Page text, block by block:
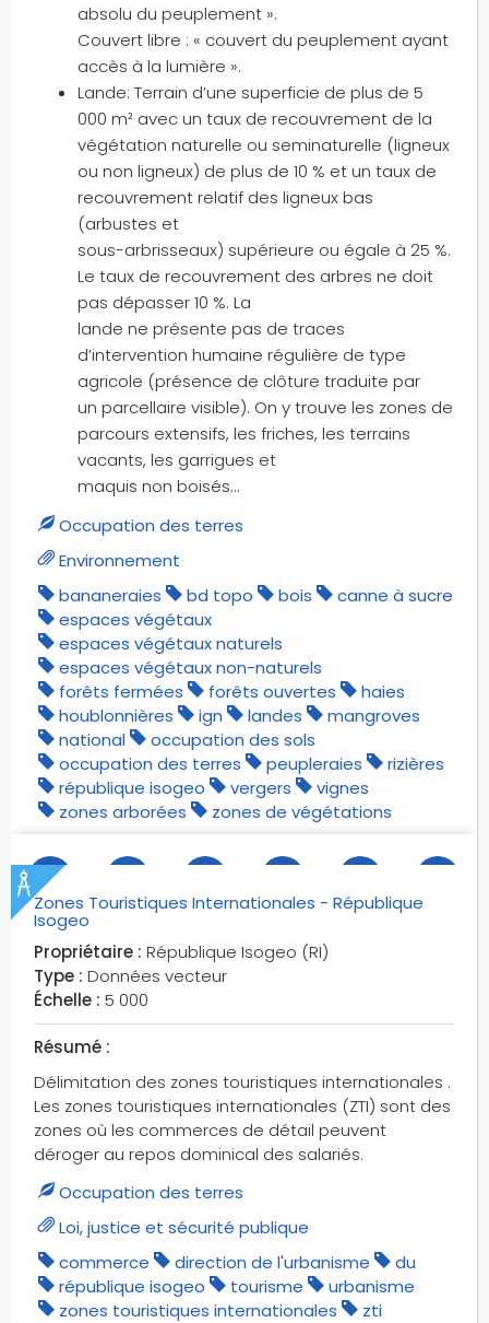
absolu du peuplement ».
Couvert libre : « couvert du peuplement ayant
accès à la lumière ».
Lande: Terrain d’une superficie de plus de 5
000 m² avec un taux de recouvrement de la
végétation naturelle ou seminaturelle (ligneux
ou non ligneux) de plus de 10 % et un taux de
recouvrement relatif des ligneux bas
(arbustes et
sous-arbrisseaux) supérieure ou égale à 25 %.
Le taux de recouvrement des arbres ne doit
pas dépasser 10 %. La
lande ne présente pas de traces
d’intervention humaine régulière de type
agricole (présence de clôture traduite par
un parcellaire visible). On y trouve les zones de
parcours extensifs, les friches, les terrains
vacants, les garrigues et
maquis non boisés...
Occupation des terres
Environnement
bananeraies
bd topo bois
canne à sucre
espaces végétaux
espaces végétaux naturels
espaces végétaux non-naturels
forêts fermées
forêts ouvertes
haies
houblonnières
ign landes
mangroves
national
occupation des sols
occupation des terres
peupleraies
rizières
république isogeo
vergers
vignes
zones arborées
zones de végétations
desc. évén. visu. téléch. attrib. discus.
Zones Touristiques Internationales - République
Isogeo
Propriétaire : République Isogeo (RI)
Type : Données vecteur
Échelle : 5 000
Résumé :
Délimitation des zones touristiques internationales .
Les zones touristiques internationales (ZTI) sont des
zones où les commerces de détail peuvent
déroger au repos dominical des salariés.
Occupation des terres
Loi, justice et sécurité publique
commerce
direction de l'urbanisme
du
république isogeo
tourisme
urbanisme
zones touristiques internationales
zti